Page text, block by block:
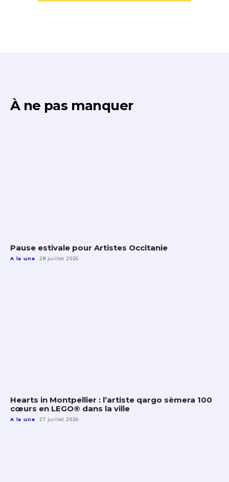
À ne pas manquer
Pause estivale pour Artistes Occitanie
A la une 28 juillet 2026
Hearts in Montpellier : l’artiste qargo sèmera 100
cœurs en LEGO® dans la ville
A la une 27 juillet 2026